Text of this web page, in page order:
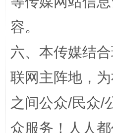
容。
六、本传媒结
联网主阵地，
之间公众/民众/
众服务！人人都